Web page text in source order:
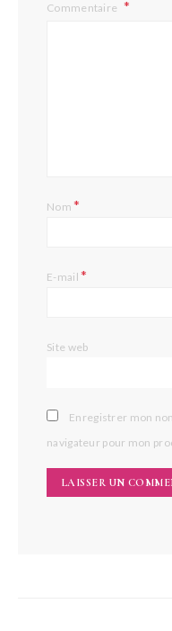
Commentaire
Nom*
E-mail*
Site web
Enregistrer mon
navigateur pour mon